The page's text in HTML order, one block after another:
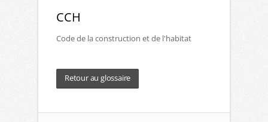
CCH
Code de la construction et de l'habitat
Retour au glossaire